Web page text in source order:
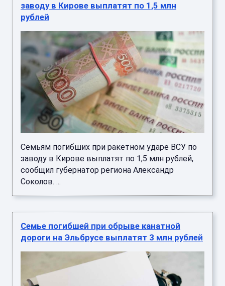
заводу в Кирове выплатят по 1,5 млн
рублей
Семьям погибших при ракетном ударе ВСУ по
заводу в Кирове выплатят по 1,5 млн рублей,
сообщил губернатор региона Александр
Соколов. ...
Семье погибшей при обрыве канатной
дороги на Эльбрусе выплатят 3 млн рублей